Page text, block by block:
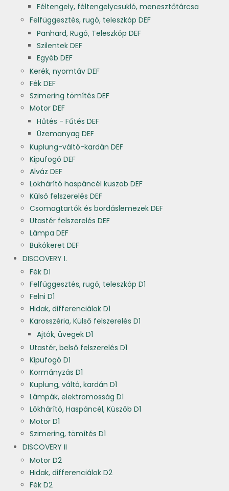
Féltengely, féltengelycsukló, menesztőtárcsa
Felfüggesztés, rugó, teleszkóp DEF
Panhard, Rugó, Teleszkóp DEF
Szilentek DEF
Egyéb DEF
Kerék, nyomtáv DEF
Fék DEF
Szimering tömítés DEF
Motor DEF
Hűtés - Fűtés DEF
Üzemanyag DEF
Kuplung-váltó-kardán DEF
Kipufogó DEF
Alváz DEF
Lökhárító haspáncél küszöb DEF
Külső felszerelés DEF
Csomagtartók és bordáslemezek DEF
Utastér felszerelés DEF
Lámpa DEF
Bukókeret DEF
DISCOVERY I.
Fék D1
Felfüggesztés, rugó, teleszkóp D1
Felni D1
Hidak, differenciálok D1
Karosszéria, Külső felszerelés D1
Ajtók, üvegek D1
Utastér, belső felszerelés D1
Kipufogó D1
Kormányzás D1
Kuplung, váltó, kardán D1
Lámpák, elektromosság D1
Lökhárító, Haspáncél, Küszöb D1
Motor D1
Szimering, tömítés D1
DISCOVERY II
Motor D2
Hidak, differenciálok D2
Fék D2